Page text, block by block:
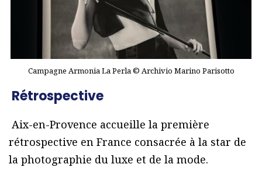
Campagne Armonia La Perla © Archivio Marino Parisotto
Rétrospective
Aix-en-Provence accueille la première
rétrospective en France consacrée à la star de
la photographie du luxe et de la mode.